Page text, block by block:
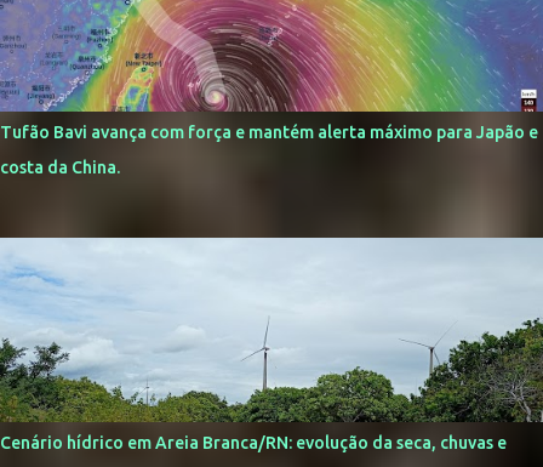
Tufão Bavi avança com força e mantém alerta máximo para Japão e
costa da China.
Cenário hídrico em Areia Branca/RN: evolução da seca, chuvas e